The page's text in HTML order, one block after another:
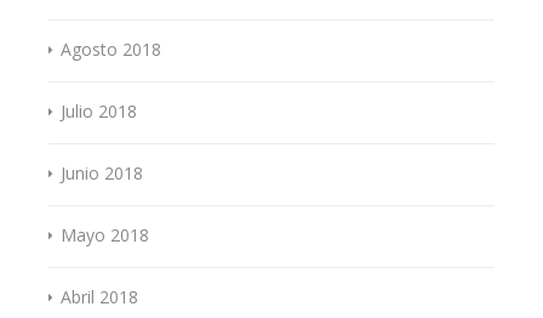
Agosto 2018
Julio 2018
Junio 2018
Mayo 2018
Abril 2018